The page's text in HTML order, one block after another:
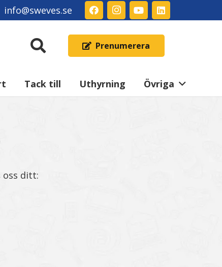
info@sweves.se
Prenumerera
Tack till Uthyrning Övriga
oss ditt: